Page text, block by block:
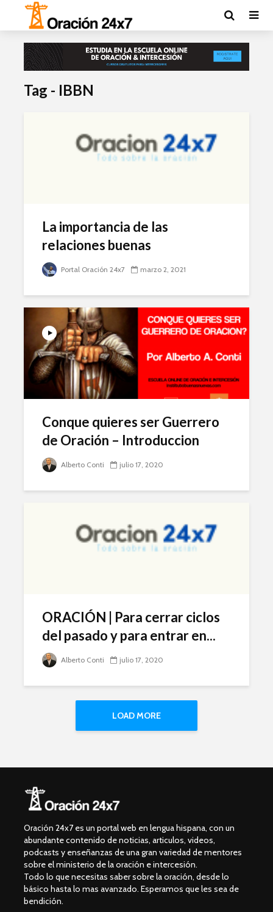
Tag - IBBN
La importancia de las
relaciones buenas
Portal Oración 24x7 marzo 2, 2021
Conque quieres ser Guerrero
de Oración – Introduccion
Alberto Conti julio 17, 2020
ORACIÓN | Para cerrar ciclos
del pasado y para entrar en...
Alberto Conti julio 17, 2020
LOAD MORE
Oración 24x7 es un portal web en lengua hispana, con un
abundante contenido de noticias, articulos, videos,
podcasts y enseñanzas de una gran variedad de mentores
sobre el ministerio de la oración e intercesión.
Todo lo que necesitas saber sobre la oración, desde lo
básico hasta lo mas avanzado. Esperamos que les sea de
bendición.